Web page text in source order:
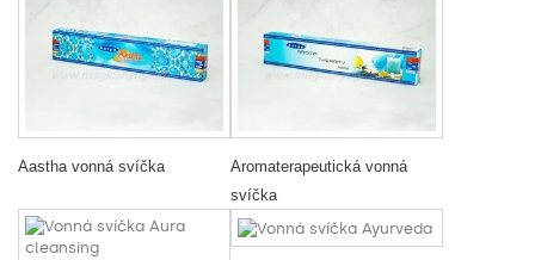
Aastha vonná svíčka
Aromaterapeutická vonná
svíčka